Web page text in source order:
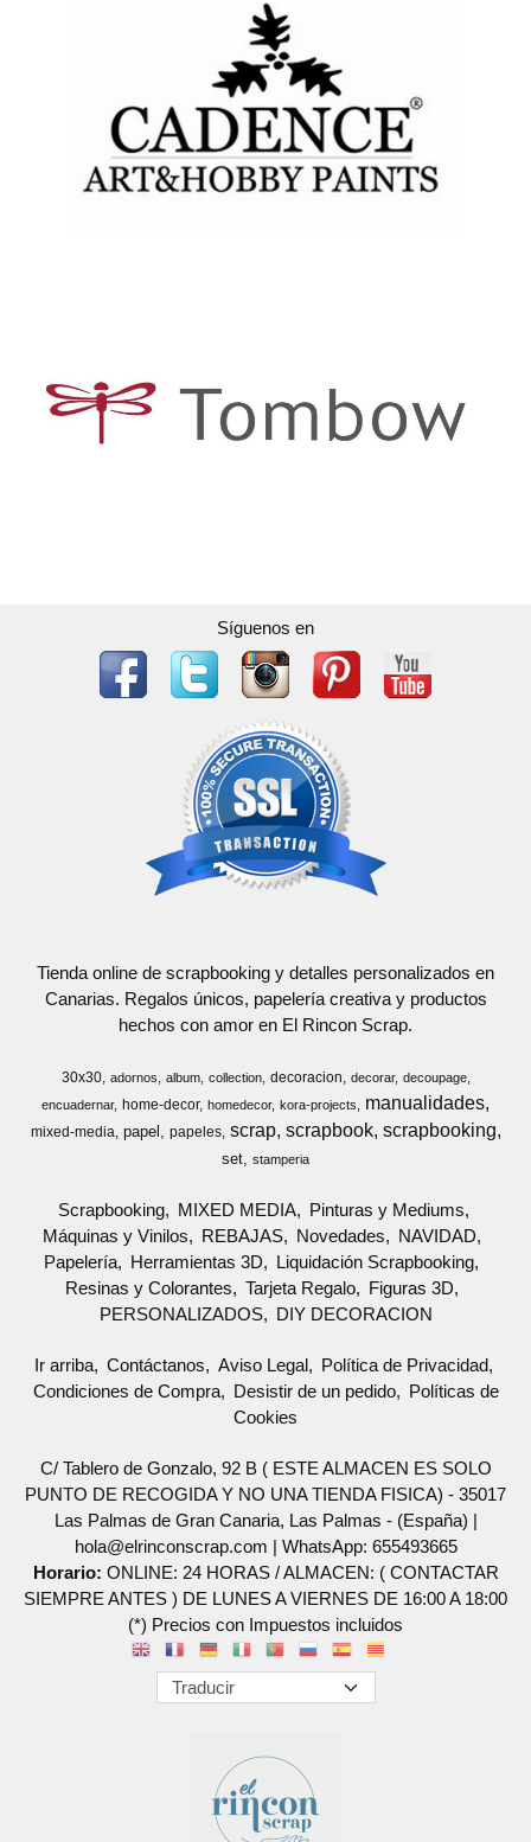
Síguenos en
Tienda online de scrapbooking y detalles personalizados en
Canarias. Regalos únicos, papelería creativa y productos
hechos con amor en El Rincon Scrap.
30x30 adornos album collection decoracion decorar
decoupage
encuadernar
home-decor homedecor kora-projects manualidades
mixed-media papel papeles scrap scrapbook scrapbooking
set stamperia
Scrapbooking MIXED MEDIA
Pinturas y Mediums
Máquinas y Vinilos
REBAJAS Novedades
NAVIDAD
Papelería
Herramientas 3D
Liquidación Scrapbooking
Resinas y Colorantes
Tarjeta Regalo
Figuras 3D
PERSONALIZADOS
DIY DECORACION
Ir arriba Contáctanos Aviso Legal
Política de Privacidad
Condiciones de Compra
Desistir de un pedido
Políticas de
Cookies
C/ Tablero de Gonzalo, 92 B ( ESTE ALMACEN ES SOLO
PUNTO DE RECOGIDA Y NO UNA TIENDA FISICA) - 35017
Las Palmas de Gran Canaria, Las Palmas - (España) |
hola@elrinconscrap.com | WhatsApp: 655493665
Horario: ONLINE: 24 HORAS / ALMACEN: ( CONTACTAR
SIEMPRE ANTES ) DE LUNES A VIERNES DE 16:00 A 18:00
(*) Precios con Impuestos incluidos